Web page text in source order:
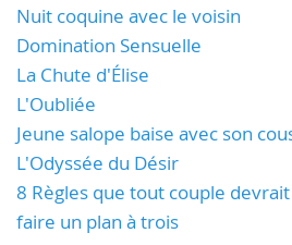
Nuit coquine avec le voisin
Domination Sensuelle
La Chute d'Élise
L'Oubliée
Jeune salope baise avec son
L'Odyssée du Désir
8 Règles que tout couple
faire un plan à trois